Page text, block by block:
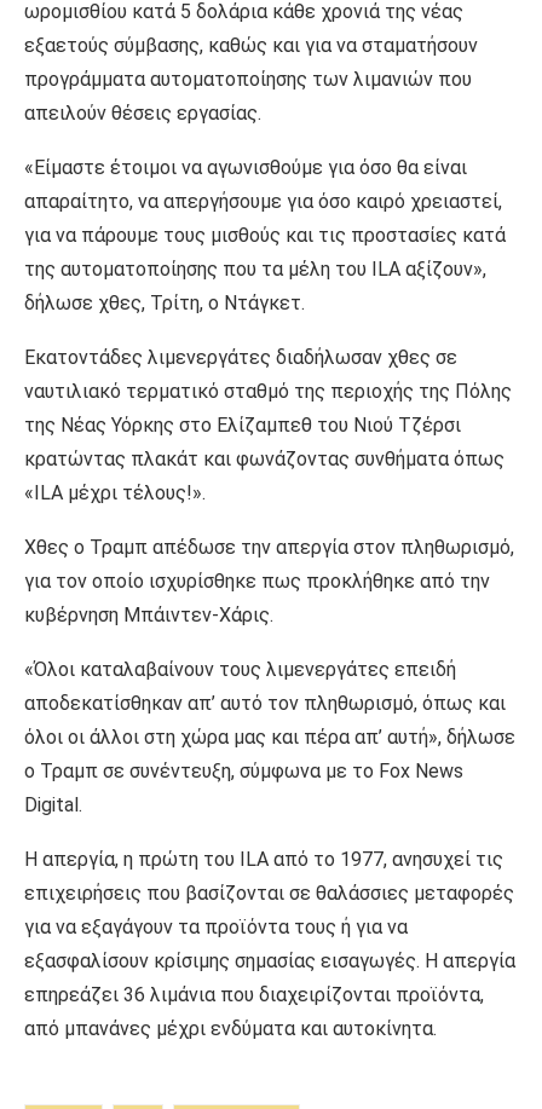
ωρομισθίου κατά 5 δολάρια κάθε χρονιά της νέας
εξαετούς σύμβασης, καθώς και για να σταματήσουν
προγράμματα αυτοματοποίησης των λιμανιών που
απειλούν θέσεις εργασίας.
«Είμαστε έτοιμοι να αγωνισθούμε για όσο θα είναι
απαραίτητο, να απεργήσουμε για όσο καιρό χρειαστεί,
για να πάρουμε τους μισθούς και τις προστασίες κατά
της αυτοματοποίησης που τα μέλη του ILA αξίζουν»,
δήλωσε χθες, Τρίτη, ο Ντάγκετ.
Εκατοντάδες λιμενεργάτες διαδήλωσαν χθες σε
ναυτιλιακό τερματικό σταθμό της περιοχής της Πόλης
της Νέας Υόρκης στο Ελίζαμπεθ του Νιού Τζέρσι
κρατώντας πλακάτ και φωνάζοντας συνθήματα όπως
«ILA μέχρι τέλους!».
Χθες ο Τραμπ απέδωσε την απεργία στον πληθωρισμό,
για τον οποίο ισχυρίσθηκε πως προκλήθηκε από την
κυβέρνηση Μπάιντεν-Χάρις.
«Όλοι καταλαβαίνουν τους λιμενεργάτες επειδή
αποδεκατίσθηκαν απ’ αυτό τον πληθωρισμό, όπως και
όλοι οι άλλοι στη χώρα μας και πέρα απ’ αυτή», δήλωσε
ο Τραμπ σε συνέντευξη, σύμφωνα με το Fox News
Digital.
Η απεργία, η πρώτη του ILA από το 1977, ανησυχεί τις
επιχειρήσεις που βασίζονται σε θαλάσσιες μεταφορές
για να εξαγάγουν τα προϊόντα τους ή για να
εξασφαλίσουν κρίσιμης σημασίας εισαγωγές. Η απεργία
επηρεάζει 36 λιμάνια που διαχειρίζονται προϊόντα,
από μπανάνες μέχρι ενδύματα και αυτοκίνητα.